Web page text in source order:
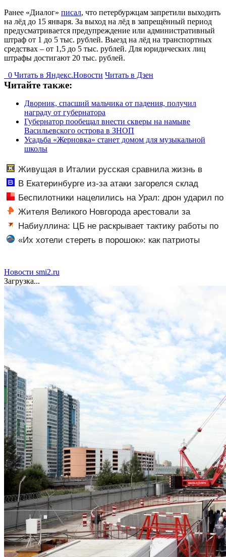
Ранее «Диалог» писал, что петербуржцам запретили выходить
на лёд до 15 января. За выход на лёд в запрещённый период
предусматривается предупреждение или административный
штраф от 1 до 5 тыс. рублей. Выезд на лёд на транспортных
средствах – от 1,5 до 5 тыс. рублей. Для юридических лиц
штрафы достигают 20 тыс. рублей.
0 Читать в Яндекс.Новости Читать в Дзен
Читайте также:
Дворник, спасший мальчика от падения, получил
награду от губернатора
Губернатор пообещал внести скверы на намыве
Васильевского острова в ЗНОП
Усадьба «Жерновка» станет домом для музыкальной
школы
Живущая в Италии русская сравнила жизнь в
Европе и в Крыму
В Екатеринбурге из-за атаки загорелся склад
Wildberries - Новости на Вести.ru
Беспилотники нацелились на Урал: дрон ударил по
складу Wildberries — кадры
Жителя Великого Новгорода арестовали за
сексуальное насилие над младенцем
Набиуллина: ЦБ не раскрывает тактику работы по
возврату замороженных активов
«Их хотели стереть в порошок»: как патриоты
Новости smi2.ru
Загрузка...